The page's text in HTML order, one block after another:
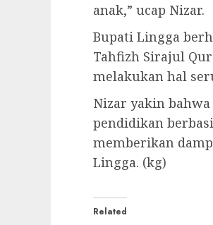
anak,” ucap Nizar.
Bupati Lingga
Tahfizh Sirajul
melakukan hal
Nizar yakin
pendidikan
memberikan
Lingga. (kg)
Related